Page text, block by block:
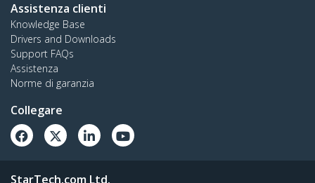
Assistenza clienti
Knowledge Base
Drivers and Downloads
Support FAQs
Assistenza
Norme di garanzia
Collegare
StarTech.com Ltd.